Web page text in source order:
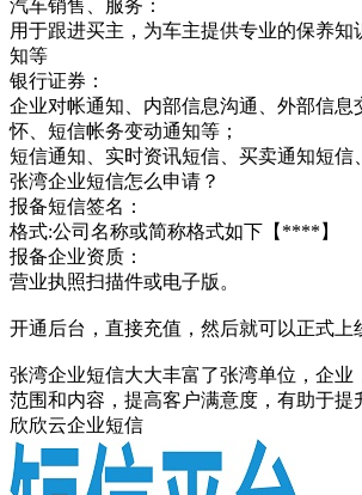
汽车销售、服务：
用于跟进买主，为车主提供专业的保养知
知等
银行证券：
企业对帐通知、内部信息沟通、外部信息
怀、短信帐务变动通知等；
短信通知、实时资讯短信、买卖通知短信
张湾企业短信怎么申请？
报备短信签名：
格式:公司名称或简称格式如下【****】
报备企业资质：
营业执照扫描件或电子版。
开通后台，直接充值，然后就可以正式上
张湾企业短信大大丰富了张湾单位，企业
范围和内容，提高客户满意度，有助于提
欣欣云企业短信